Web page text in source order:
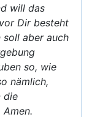
will das
Dir besteht
soll aber auch
so, wie
nämlich,
die